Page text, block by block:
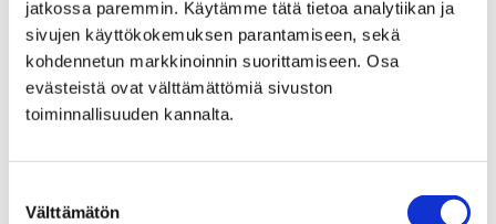
jatkossa paremmin. Käytämme tätä tietoa analytiikan ja
sivujen käyttökokemuksen parantamiseen, sekä
kohdennetun markkinoinnin suorittamiseen. Osa
evästeistä ovat välttämättömiä sivuston
toiminnallisuuden kannalta.
valinta
Välttämätön
perustuvat liikennevalot parantavat